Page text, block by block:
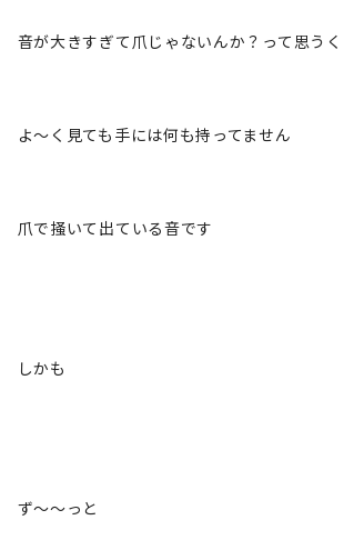
音が大きすぎて爪じゃないんか？って思う
よ～く見ても手には何も持ってません
爪で掻いて出ている音です
しかも
ず～～っと